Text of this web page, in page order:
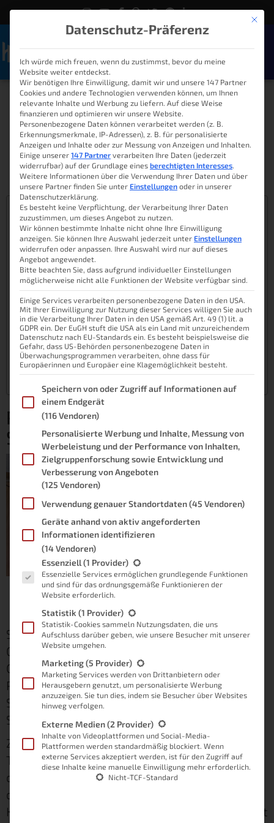
Proscenic 790T:
Staubsaugerroboter mit
Wischfunktion im Test
Lukas 10. Dezember 2017 13:45
Inhaltsverzeichnis
Proscenic 790T WiFi Staubsaugerroboter
Funktionen des Proscenic 790T
Das Zubehör
Der Roboter im Alltagstest
Alexa, starte die Reinigung mit Saugroboter
Hindernisse für den Proscenic 790T
Schwierigkeiten und Probleme bzw. Kritik
Anmerkung zur WLAN-Verbindung
Anmerkung 05.05.2020
Proscenic 790T WiFi
Staubsaugerroboter
Proscenic 790T
DerProscenic 790T
ein Saug- und
Wischroboter, welcher
unter 300 Euro (Stand:
Er stammt vom
Unternehmen Proscenic,
Unterprovinzstadt
Shenzhen hat. Shenzhen gehört zur Provinz
Guangdong und liegt in der Volksrepublik
China. Übrigens stellt diese Firma auch den
Proscenic P9 her, einen kabellosen
Staubsauger, der derzeit zumindest nach
Suchvolumen ein wahrer Trend ist.
Zugegeben, viele Personen schreckt diese
Tatsache vom Kauf des Geräts ab. Doch in
diesem Testbericht möchte ich euch zeigen,
dass dieser Roboter wirklich kein Fehlkauf ist.
Klar hat er seine kleineren Schwächen, das hat
Mit
Datenschutz-Präferenz
Ich würde mich freuen, wenn du zustimmst, bevor du meine
Website weiter entdeckst.
Wir benötigen Ihre Einwilligung, damit wir und unsere 147 Partner
Cookies und andere Technologien verwenden können, um Ihnen
relevante Inhalte und Werbung zu liefern. Auf diese Weise
finanzieren und optimieren wir unsere Website.
Personenbezogene Daten können verarbeitet werden (z. B.
Erkennungsmerkmale, IP-Adressen), z. B. für personalisierte
Anzeigen und Inhalte oder zur Messung von Anzeigen und Inhalten.
Einige unserer 147 Partner verarbeiten Ihre Daten (jederzeit
widerrufbar) auf der Grundlage eines berechtigten Interesses.
Weitere Informationen über die Verwendung Ihrer Daten und über
unsere Partner finden Sie unter Einstellungen oder in unserer
Datenschutzerklärung.
Es besteht keine Verpflichtung, der Verarbeitung Ihrer Daten
zuzustimmen, um dieses Angebot zu nutzen.
Wir können bestimmte Inhalte nicht ohne Ihre Einwilligung
anzeigen. Sie können Ihre Auswahl jederzeit unter Einstellungen
widerrufen oder anpassen. Ihre Auswahl wird nur auf dieses
Angebot angewendet.
Bitte beachten Sie, dass aufgrund individueller Einstellungen
möglicherweise nicht alle Funktionen der Website verfügbar sind.
Einige Services verarbeiten personenbezogene Daten in den USA.
Mit Ihrer Einwilligung zur Nutzung dieser Services willigen Sie auch
in die Verarbeitung Ihrer Daten in den USA gemäß Art. 49 (1) lit. a
GDPR ein. Der EuGH stuft die USA als ein Land mit unzureichendem
Datenschutz nach EU-Standards ein. Es besteht beispielsweise die
Gefahr, dass US-Behörden personenbezogene Daten in
Überwachungsprogrammen verarbeiten, ohne dass für
Europäerinnen und Europäer eine Klagemöglichkeit besteht.
Im Folgenden finden Sie eine Liste der Zwecke des IAB
Speichern von oder Zugriff auf Informationen auf
einem Endgerät
(116 Vendoren)
Personalisierte Werbung und Inhalte, Messung von
Werbeleistung und der Performance von Inhalten,
Zielgruppenforschung sowie Entwicklung und
Verbesserung von Angeboten
(125 Vendoren)
Verwendung genauer Standortdaten(45 Vendoren)
Geräte anhand von aktiv angeforderten
Informationen identifizieren
(14 Vendoren)
Es folgt eine Liste der Service-Gruppen, für die eine
Essenziell(1 Provider)
Essenzielle Services ermöglichen grundlegende Funktionen
und sind für das ordnungsgemäße Funktionieren der
Website erforderlich.
Statistik (1 Provider)
Statistik-Cookies sammeln Nutzungsdaten, die uns
Aufschluss darüber geben, wie unsere Besucher mit unserer
Website umgehen.
Marketing(5 Provider)
Marketing Services werden von Drittanbietern oder
Herausgebern genutzt, um personalisierte Werbung
anzuzeigen. Sie tun dies, indem sie Besucher über Websites
hinweg verfolgen.
Externe Medien(2 Provider)
Inhalte von Videoplattformen und Social-Media-
Plattformen werden standardmäßig blockiert. Wenn
externe Services akzeptiert werden, ist für den Zugriff auf
diese Inhalte keine manuelle Einwilligung mehr erforderlich.
Nicht-TCF-Standard